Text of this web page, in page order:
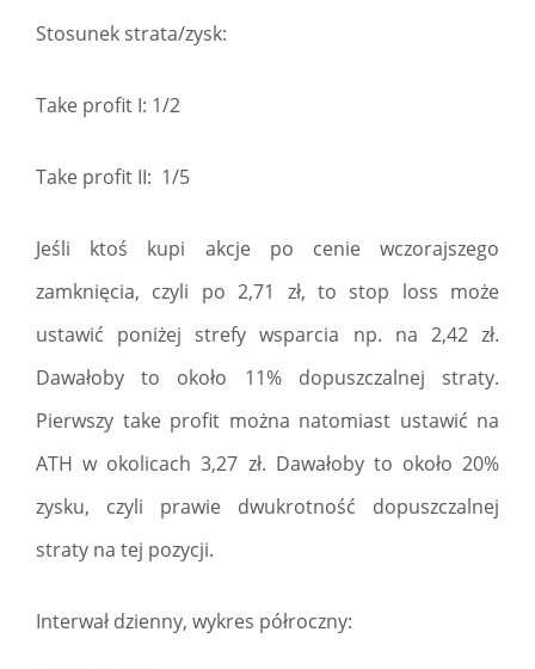
Stosunek strata/zysk:
Take profit I: 1/2
Take profit II: 1/5
Jeśli ktoś kupi akcje po cenie wczorajszego
zamknięcia, czyli po 2,71 zł, to stop loss może
ustawić poniżej strefy wsparcia np. na 2,42 zł.
Dawałoby to około 11% dopuszczalnej straty.
Pierwszy take profit można natomiast ustawić na
ATH w okolicach 3,27 zł. Dawałoby to około 20%
zysku, czyli prawie dwukrotność dopuszczalnej
straty na tej pozycji.
Interwał dzienny, wykres półroczny: